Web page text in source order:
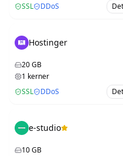
SSL
DDoS
Hostinger
20GB
1 kerner
SSL
DDoS
e-studio
10GB